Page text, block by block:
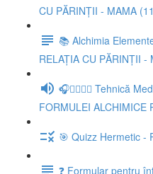
CU PĂRINȚII - MAMA
📚 Alchimia
RELAȚIA CU PĂRINȚII -
🎧🧘‍♀️🧘‍♂️ Tehnică
FORMULEI ALCHIMICE
🎯 Quizz Hermetic -
❓ Formular pentru